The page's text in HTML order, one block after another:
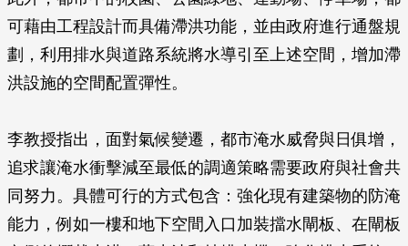
可藉由工程設計而具備滯洪功能，並由政府進行通盤規
劃，利用排水與道路系統將水導引至上述空間，增加滯
洪設施的空間配置彈性。
李教授指出，面對氣候變遷，都市淹水威脅與日俱增，
追求讓淹水衝擊減至最低的調適策略需要政府與社會共
同努力。具體可行的方式包含：強化現有建築物的防淹
能力，例如一樓和地下空間入口加裝擋水閘板、在閘板